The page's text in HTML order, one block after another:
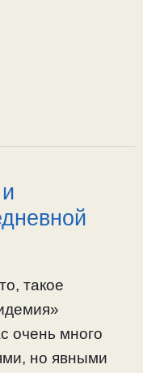
такое
очень много
но явными